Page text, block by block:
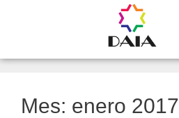
Mes: enero 2017